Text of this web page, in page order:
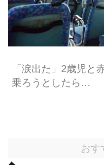
「涙出た」2歳児と
乗ろうとしたら…
おす